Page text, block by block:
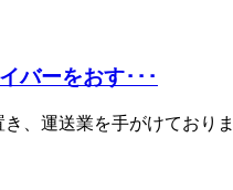
バーをおす･･･
、運送業を手がけてお